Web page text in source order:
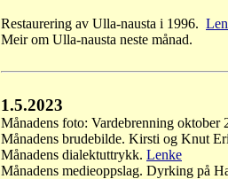
Restaurering av Ulla-nausta i 1996.
Meir om Ulla-nausta neste månad.
1.5.2023
Månadens foto: Vardebrenning oktober
Månadens brudebilde. Kirsti og Knut
Månadens dialektuttrykk. Lenke
Månadens medieoppslag. Dyrking på